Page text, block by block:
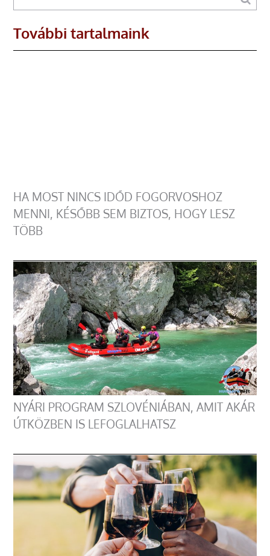
További tartalmaink
HA MOST NINCS IDŐD FOGORVOSHOZ
MENNI, KÉSŐBB SEM BIZTOS, HOGY LESZ
TÖBB
NYÁRI PROGRAM SZLOVÉNIÁBAN, AMIT AKÁR
ÚTKÖZBEN IS LEFOGLALHATSZ